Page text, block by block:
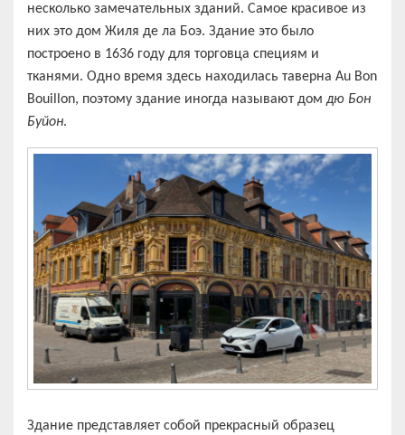
несколько замечательных зданий. Самое красивое из
них это дом Жиля де ла Боэ. Здание это было
построено в 1636 году для торговца специям и
тканями. Одно время здесь находилась таверна Au Bon
Bouillon, поэтому здание иногда называют дом дю Бон
Буйон.
Здание представляет собой прекрасный образец